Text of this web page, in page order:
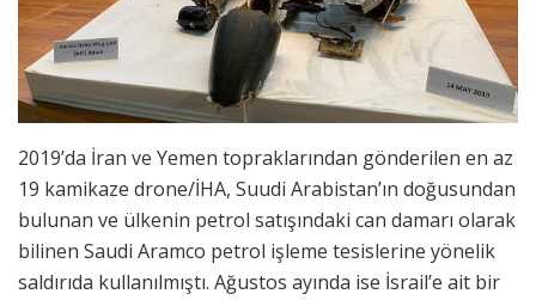
2019’da İran ve Yemen topraklarından gönderilen en az
19 kamikaze drone/İHA, Suudi Arabistan’ın doğusundan
bulunan ve ülkenin petrol satışındaki can damarı olarak
bilinen Saudi Aramco petrol işleme tesislerine yönelik
saldırıda kullanılmıştı. Ağustos ayında ise İsrail’e ait bir